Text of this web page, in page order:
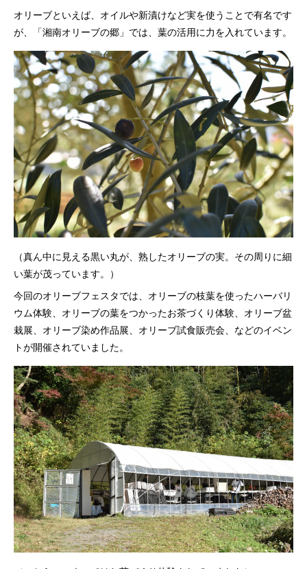
オリーブといえば、オイルや新漬けなど実を使うことで有名です
が、「湘南オリーブの郷」では、葉の活用に力を入れています。
（真ん中に見える黒い丸が、熟したオリーブの実。その周りに細
い葉が茂っています。）
今回のオリーブフェスタでは、オリーブの枝葉を使ったハーバリ
ウム体験、オリーブの葉をつかったお茶づくり体験、オリーブ盆
栽展、オリーブ染め作品展、オリーブ試食販売会、などのイベン
トが開催されていました。